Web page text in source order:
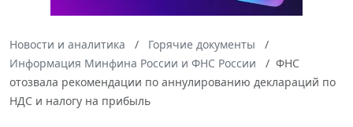
Новости и аналитика
Горячие документы
Информация Минфина России и ФНС России
ФНС
отозвала рекомендации по аннулированию деклараций по
НДС и налогу на прибыль